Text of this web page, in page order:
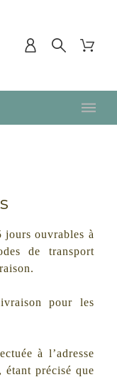
jours ouvrables à
de transport
pour les
à l’adresse
précisé que